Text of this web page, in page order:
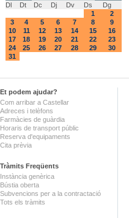
Dl
Dt Dc Dj Dv Ds
Dg
1
2
3
4 5 6 7 8
9
10
11 12 13 14 15
16
17
18 19 20 21 22
23
24
25 26 27 28 29
30
31
Et podem ajudar?
Com arribar a Castellar
Adreces i telèfons
Farmàcies de guàrdia
Horaris de transport públic
Reserva d'equipaments
Cita prèvia
Tràmits Freqüents
Instància genèrica
Bústia oberta
Subvencions per a la contractació
Tots els tràmits